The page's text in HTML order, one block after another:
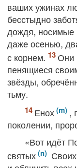
ваших ужинах
бесстыдно
дождя, носимые
даже осенью,
с корнем.
Они
пенящиеся
звёзды,
тьму.
Енох
,
поколении,
«Вот идёт
святых